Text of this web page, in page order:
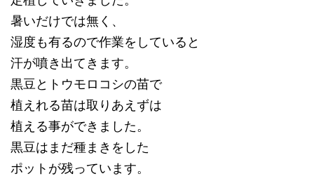
暑いだけでは無く、
湿度も有るので作業をしていると
汗が噴き出てきます。
黒豆とトウモロコシの苗で
植えれる苗は取りあえずは
植える事ができました。
黒豆はまだ種まきをした
ポットが残っています。